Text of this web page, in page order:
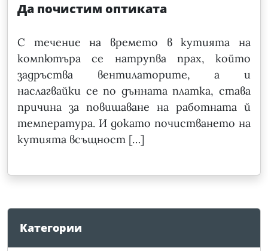
Да почистим оптиката
С течение на времето в кутията на
компютъра се натрупва прах, който
задръства вентилаторите, а и
наслагвайки се по дънната платка, става
причина за повишаване на работната й
температура. И докато почистването на
кутията всъщност […]
Категории